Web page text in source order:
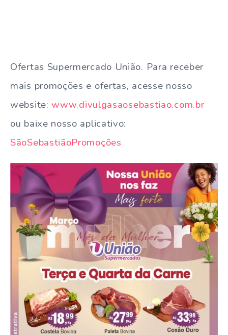
Ofertas Supermercado União. Para receber
mais promoções e ofertas, acesse nosso
website:www.divulgasaosebastiao.com.br
ou baixe nosso aplicativo:
SãoSebastiãoPromoções